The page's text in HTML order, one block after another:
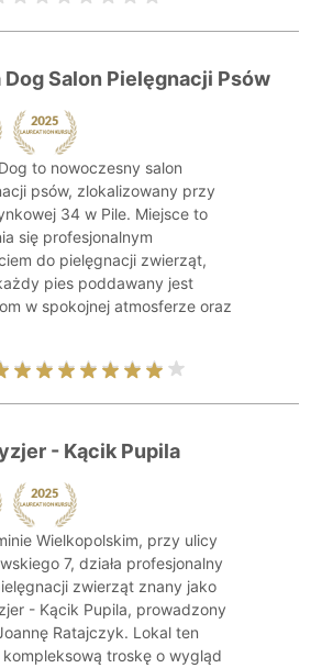
Dog Salon Pielęgnacji Psów
to nowoczesny salon
psów, zlokalizowany przy
34 w Pile. Miejsce to
się profesjonalnym
do pielęgnacji zwierząt,
pies poddawany jest
w spokojnej atmosferze oraz
- Kącik Pupila
Wielkopolskim, przy ulicy
7, działa profesjonalny
zwierząt znany jako
- Kącik Pupila, prowadzony
Ratajczyk. Lokal ten
troskę o wygląd